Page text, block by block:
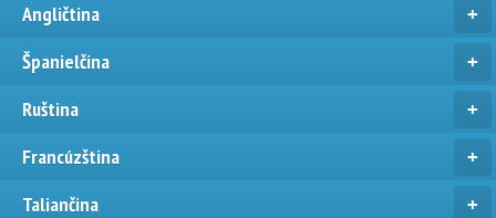
Angličtina
Španielčina
Ruština
Francúzština
Taliančina